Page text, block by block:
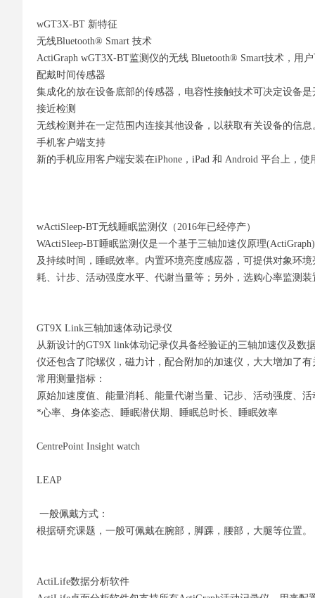
wGT3X-BT 新特征
无线Bluetooth® Smart 技术
ActiGraph wGT3X-BT监测仪的无线 Bluetooth® Smart技术，用
配戴时间传感器
集成化的放在设备底部的传感器，电容性接触技术可决定设备是
接近检测
无线检测并在一定范围内连接其他设备，以获取有关设备的信息
手机客户端支持
新的手机应用客户端安装在iPhone，iPad 和 Android 平台上，
wActiSleep-BT无线睡眠监测仪（2016年已经停产）
WActiSleep-BT睡眠监测仪是一个基于三轴加速仪原理
及持续时间，睡眠效率。内置环境亮度感应器，可提供对象环
耗、计步、活动强度水平、代谢当量等；另外，选购心率监测
GT9X Link三轴加速体动记录仪
从新设计的GT9X link体动记录仪具备经验证的三轴加速仪及数
仪还包含了陀螺仪，磁力计，配合附加的加速仪，大大增加了有
常用测量指标：
原始加速度值、能量消耗、能量代谢当量、记步、活动强度、
*心率、身体姿态、睡眠潜伏期、睡眠总时长、睡眠效率
CentrePoint Insight watch
LEAP
一般佩戴方式：
根据研究课题，一般可佩戴在腕部，脚踝，腰部，大腿等位置。
ActiLife数据分析软件